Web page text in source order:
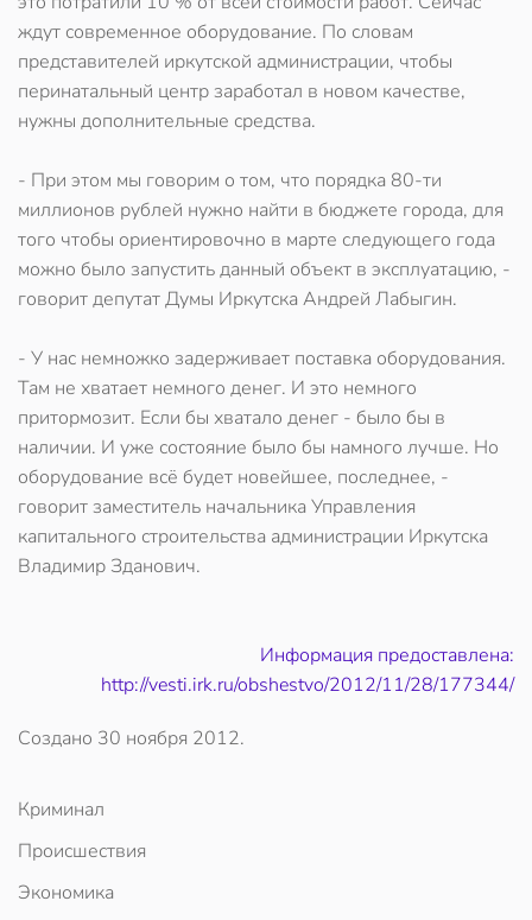
ждут современное оборудование. По словам
представителей иркутской администрации, чтобы
перинатальный центр заработал в новом качестве,
нужны дополнительные средства.
- При этом мы говорим о том, что порядка 80-ти
миллионов рублей нужно найти в бюджете города, для
того чтобы ориентировочно в марте следующего года
можно было запустить данный объект в эксплуатацию, -
говорит депутат Думы Иркутска Андрей Лабыгин.
- У нас немножко задерживает поставка оборудования.
Там не хватает немного денег. И это немного
притормозит. Если бы хватало денег - было бы в
наличии. И уже состояние было бы намного лучше. Но
оборудование всё будет новейшее, последнее, -
говорит заместитель начальника Управления
капитального строительства администрации Иркутска
Владимир Зданович.
Информация предоставлена:
http://vesti.irk.ru/obshestvo/2012/11/28/177344/
Создано 30 ноября 2012.
Криминал
Происшествия
Экономика